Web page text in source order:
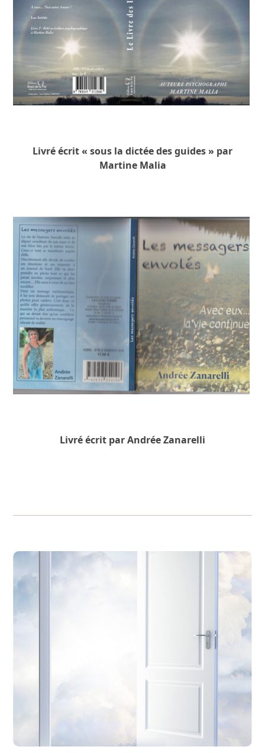
Livré écrit « sous la dictée des guides » par
Martine Malia
Livré écrit par Andrée Zanarelli
Ma connexion à l’autre monde révélée.